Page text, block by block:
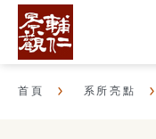
首頁 系所亮點